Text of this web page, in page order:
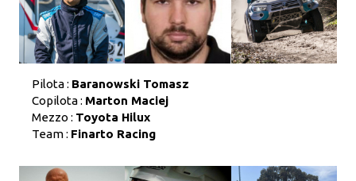
Pilota : Baranowski Tomasz
Copilota : Marton Maciej
Mezzo : Toyota Hilux
Team : Finarto Racing